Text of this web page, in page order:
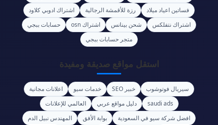
فساتين اعياد ميلاد
رزة للأقمشة الرجالية
اشتراك ادوبي كلاود
اشتراك نتفلكس
شحن بينانس اشتراك osn
حسابات ببجي
متجر حسابات ببجي
استقل مواقع صديقة ومفيدة
سيريال فوتوشوب خبير SEO خدمات سيو
اعلانات مجانية
saudi ads
دليل مواقع عربي
العالمي للإعلانات
افضل شركة سيو في السعودية
بوابة الأفق
المهندس نبيل الدم